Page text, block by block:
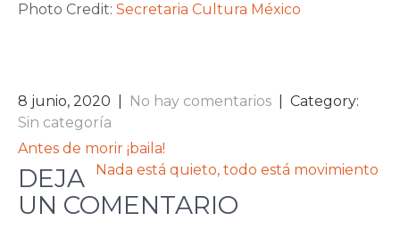
Photo Credit: Secretaria Cultura México
8 junio, 2020 No hay comentarios
| Category:
Sin categoría
NAVEGACIÓN
DE
ENTRADAS
Antes de morir ¡baila!
Nada está quieto, todo está movimiento
DEJA
UN COMENTARIO